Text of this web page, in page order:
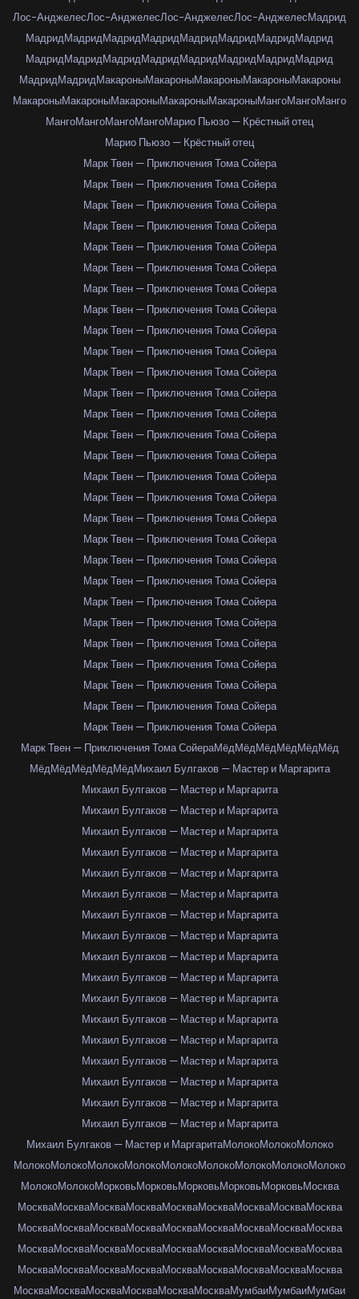
Лос-АнджелесЛос-АнджелесЛос-АнджелесЛос-АнджелесМадрид
МадридМадридМадридМадридМадридМадридМадридМадрид
МадридМадридМадридМадридМадридМадридМадридМадрид
МадридМадридМакароныМакароныМакароныМакароныМакароны
МакароныМакароныМакароныМакароныМакароныМангоМангоМанго
МангоМангоМангоМангоМарио Пьюзо — Крёстный отец
Марио Пьюзо — Крёстный отец
Марк Твен — Приключения Тома Сойера
Марк Твен — Приключения Тома Сойера
Марк Твен — Приключения Тома Сойера
Марк Твен — Приключения Тома Сойера
Марк Твен — Приключения Тома Сойера
Марк Твен — Приключения Тома Сойера
Марк Твен — Приключения Тома Сойера
Марк Твен — Приключения Тома Сойера
Марк Твен — Приключения Тома Сойера
Марк Твен — Приключения Тома Сойера
Марк Твен — Приключения Тома Сойера
Марк Твен — Приключения Тома Сойера
Марк Твен — Приключения Тома Сойера
Марк Твен — Приключения Тома Сойера
Марк Твен — Приключения Тома Сойера
Марк Твен — Приключения Тома Сойера
Марк Твен — Приключения Тома Сойера
Марк Твен — Приключения Тома Сойера
Марк Твен — Приключения Тома Сойера
Марк Твен — Приключения Тома Сойера
Марк Твен — Приключения Тома Сойера
Марк Твен — Приключения Тома Сойера
Марк Твен — Приключения Тома Сойера
Марк Твен — Приключения Тома Сойера
Марк Твен — Приключения Тома Сойера
Марк Твен — Приключения Тома Сойера
Марк Твен — Приключения Тома Сойера
Марк Твен — Приключения Тома Сойера
Марк Твен — Приключения Тома СойераМёдМёдМёдМёдМёдМёд
МёдМёдМёдМёдМёдМихаил Булгаков — Мастер и Маргарита
Михаил Булгаков — Мастер и Маргарита
Михаил Булгаков — Мастер и Маргарита
Михаил Булгаков — Мастер и Маргарита
Михаил Булгаков — Мастер и Маргарита
Михаил Булгаков — Мастер и Маргарита
Михаил Булгаков — Мастер и Маргарита
Михаил Булгаков — Мастер и Маргарита
Михаил Булгаков — Мастер и Маргарита
Михаил Булгаков — Мастер и Маргарита
Михаил Булгаков — Мастер и Маргарита
Михаил Булгаков — Мастер и Маргарита
Михаил Булгаков — Мастер и Маргарита
Михаил Булгаков — Мастер и Маргарита
Михаил Булгаков — Мастер и Маргарита
Михаил Булгаков — Мастер и Маргарита
Михаил Булгаков — Мастер и Маргарита
Михаил Булгаков — Мастер и Маргарита
Михаил Булгаков — Мастер и МаргаритаМолокоМолокоМолоко
МолокоМолокоМолокоМолокоМолокоМолокоМолокоМолокоМолоко
МолокоМолокоМорковьМорковьМорковьМорковьМорковьМосква
МоскваМоскваМоскваМоскваМоскваМоскваМоскваМоскваМосква
МоскваМоскваМоскваМоскваМоскваМоскваМоскваМоскваМосква
МоскваМоскваМоскваМоскваМоскваМоскваМоскваМоскваМосква
МоскваМоскваМоскваМоскваМоскваМоскваМоскваМоскваМосква
МоскваМоскваМоскваМоскваМоскваМоскваМумбаиМумбаиМумбаи